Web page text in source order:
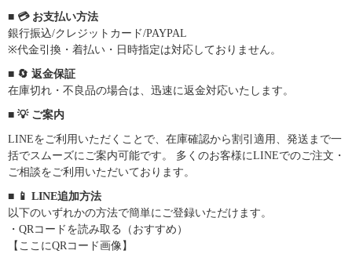
■ 💳 お支払い方法
銀行振込/クレジットカード/PAYPAL
※代金引換・着払い・日時指定は対応しておりません。
■ 🔄 返金保証
在庫切れ・不良品の場合は、迅速に返金対応いたします。
■ 💡 ご案内
LINEをご利用いただくことで、在庫確認から割引適用、発送まで一
括でスムーズにご案内可能です。 多くのお客様にLINEでのご注文・
ご相談をご利用いただいております。
■ 📱 LINE追加方法
以下のいずれかの方法で簡単にご登録いただけます。
・QRコードを読み取る（おすすめ）
【ここにQRコード画像】